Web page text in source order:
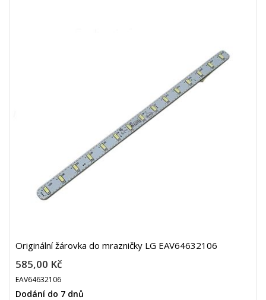
Originální žárovka do mrazničky LG EAV64632106
585,00 Kč
EAV64632106
Dodání do 7 dnů